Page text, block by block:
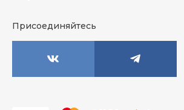
Присоединяйтесь